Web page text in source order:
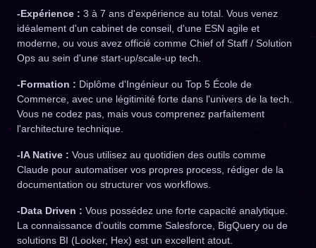
-Expérience : 3 à 7 ans d'expérience au total. Vous venez
idéalement d'un cabinet de conseil, d'une ESN agile et
moderne, ou vous avez officié comme Chief of Staff / Solution
Ops au sein d'une start-up/scale-up tech.
-Formation : Diplôme d'Ingénieur ou Top 5 École de
Commerce, avec une légitimité forte dans l'univers de la tech.
Vous ne codez pas, mais vous comprenez parfaitement
l'architecture technique.
-IA Native : Vous utilisez au quotidien des outils comme
Claude pour automatiser vos propres process, rédiger de la
documentation ou structurer vos workflows.
-Data Driven : Vous possédez une forte capacité analytique.
La connaissance d'outils comme Salesforce, BigQuery ou de
solutions BI (Looker, Hex) est un excellent atout.